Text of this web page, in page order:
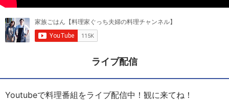
ライブ配信
Youtubeで料理番組をライブ配信中！観に来てね！